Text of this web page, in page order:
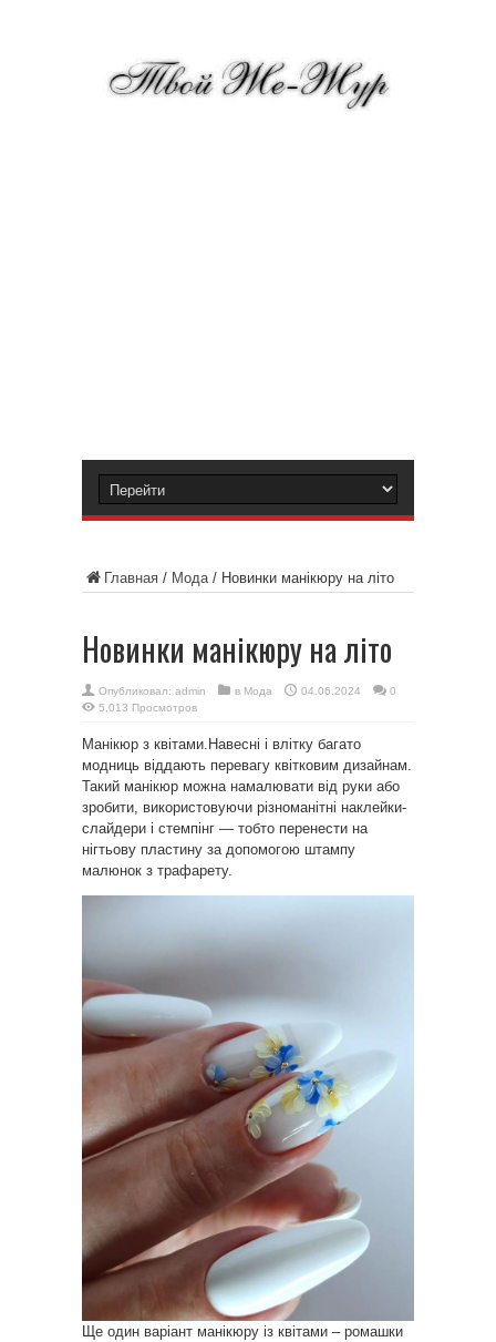
Главная / Мода/ Новинки манікюру на літо
Новинки манікюру на літо
Опубликовал: admin в Мода 04.06.2024
0
5,013 Просмотров
Манікюр з квітами.Навесні і влітку багато
модниць віддають перевагу квітковим дизайнам.
Такий манікюр можна намалювати від руки або
зробити, використовуючи різноманітні наклейки-
слайдери і стемпінг — тобто перенести на
нігтьову пластину за допомогою штампу
малюнок з трафарету.
Ще один варіант манікюру із квітами – ромашки